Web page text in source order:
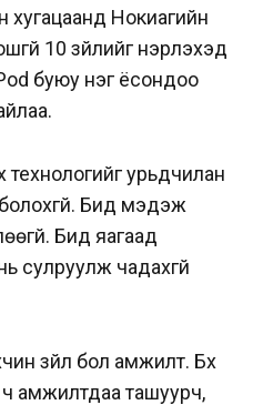
Нокиагийн
10 зүйлийг нэрлэхэд
буюу нэг ёсондоо
технологийг урьдчилан
Бид мэдэж
Бид яагаад
сулруулж чадахгүй
зүйл бол амжилт. Бүх
амжилтдаа ташуурч,